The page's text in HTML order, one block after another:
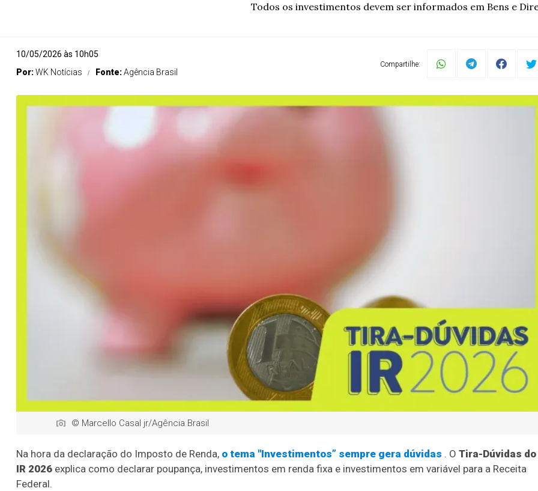
Todos os investimentos devem ser informados em Bens e
10/05/2026 às 10h05
Por:WK Notícias Fonte:Agência Brasil
Compartilhe:
© Marcello Casal jr/Agência Brasil
Na hora da declaração do Imposto de Renda, o tema "Investimentos” sempre gera dúvidas . O Tira-Dúvidas do
IR 2026 explica como declarar poupança, investimentos em renda fixa e investimentos em variável para a Receita
Federal.